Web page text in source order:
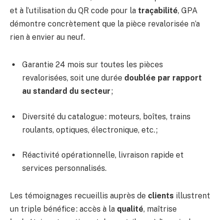
et à l’utilisation du QR code pour la traçabilité, GPA
démontre concrètement que la pièce revalorisée n’a
rien à envier au neuf.
Garantie 24 mois sur toutes les pièces
revalorisées, soit une durée doublée par rapport
au standard du secteur;
Diversité du catalogue : moteurs, boîtes, trains
roulants, optiques, électronique, etc. ;
Réactivité opérationnelle, livraison rapide et
services personnalisés.
Les témoignages recueillis auprès de clients illustrent
un triple bénéfice : accès à la qualité, maîtrise